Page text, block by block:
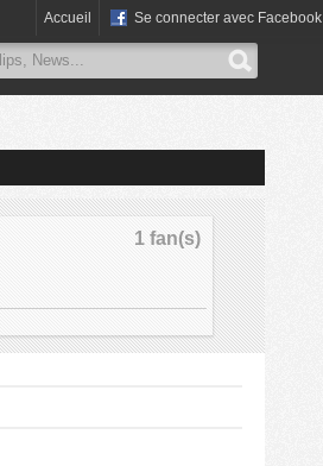
Accueil Se connecter avec Facebook
1 fan(s)